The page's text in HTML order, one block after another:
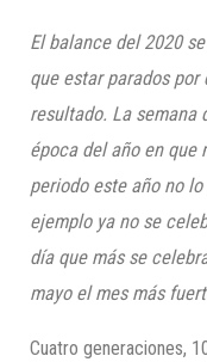
El balance del 2020
que estar parados
resultado. La semana
época del año en que
periodo este año no
ejemplo ya no se
día que más se
mayo el mes más
Cuatro generaciones,